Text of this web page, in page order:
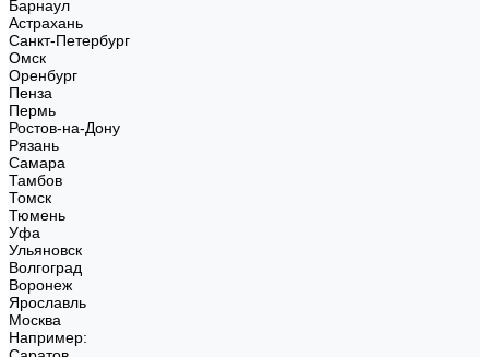
Барнаул
Астрахань
Санкт-Петербург
Омск
Оренбург
Пенза
Пермь
Ростов-на-Дону
Рязань
Самара
Тамбов
Томск
Тюмень
Уфа
Ульяновск
Волгоград
Воронеж
Ярославль
Москва
Например: